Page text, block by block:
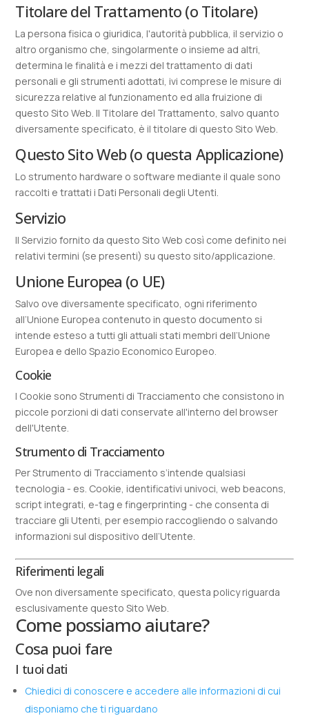
Titolare del Trattamento (o Titolare)
La persona fisica o giuridica, l'autorità pubblica, il servizio o
altro organismo che, singolarmente o insieme ad altri,
determina le finalità e i mezzi del trattamento di dati
personali e gli strumenti adottati, ivi comprese le misure di
sicurezza relative al funzionamento ed alla fruizione di
questo Sito Web. Il Titolare del Trattamento, salvo quanto
diversamente specificato, è il titolare di questo Sito Web.
Questo Sito Web (o questa Applicazione)
Lo strumento hardware o software mediante il quale sono
raccolti e trattati i Dati Personali degli Utenti.
Servizio
Il Servizio fornito da questo Sito Web così come definito nei
relativi termini (se presenti) su questo sito/applicazione.
Unione Europea (o UE)
Salvo ove diversamente specificato, ogni riferimento
all’Unione Europea contenuto in questo documento si
intende esteso a tutti gli attuali stati membri dell’Unione
Europea e dello Spazio Economico Europeo.
Cookie
I Cookie sono Strumenti di Tracciamento che consistono in
piccole porzioni di dati conservate all'interno del browser
dell'Utente.
Strumento di Tracciamento
Per Strumento di Tracciamento s’intende qualsiasi
tecnologia - es. Cookie, identificativi univoci, web beacons,
script integrati, e-tag e fingerprinting - che consenta di
tracciare gli Utenti, per esempio raccogliendo o salvando
informazioni sul dispositivo dell’Utente.
Riferimenti legali
Ove non diversamente specificato, questa policy riguarda
esclusivamente questo Sito Web.
Come possiamo aiutare?
Cosa puoi fare
I tuoi dati
Chiedici di conoscere e accedere alle informazioni di cui
disponiamo che ti riguardano